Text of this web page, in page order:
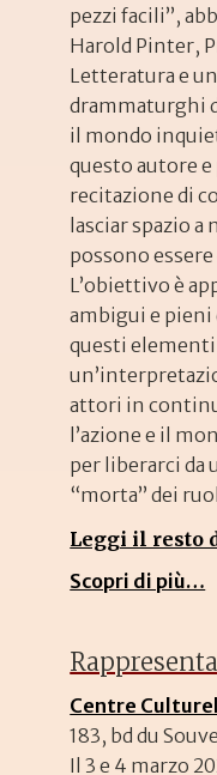
pezzi facili”,
Harold Pinter,
Letteratura e
drammaturghi
il mondo
questo autore e
recitazione di
lasciar spazio
possono
L’obiettivo è
ambigui e pieni
questi
attori in
l’azione e il
per liberarci da
“morta” dei
Leggi il resto
Scopri di più…
Centre
183, bd du
Il 3 e 4 marzo